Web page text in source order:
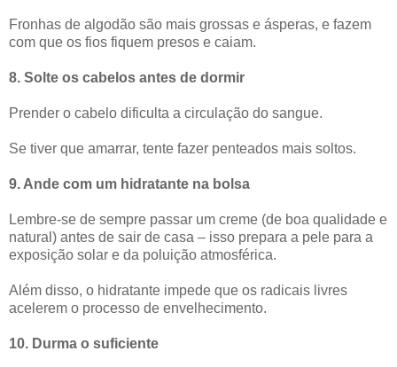
Fronhas de algodão são mais grossas e ásperas, e fazem
com que os fios fiquem presos e caiam.
8. Solte os cabelos antes de dormir
Prender o cabelo dificulta a circulação do sangue.
Se tiver que amarrar, tente fazer penteados mais soltos.
9. Ande com um hidratante na bolsa
Lembre-se de sempre passar um creme (de boa qualidade e
natural) antes de sair de casa – isso prepara a pele para a
exposição solar e da poluição atmosférica.
Além disso, o hidratante impede que os radicais livres
acelerem o processo de envelhecimento.
10. Durma o suficiente